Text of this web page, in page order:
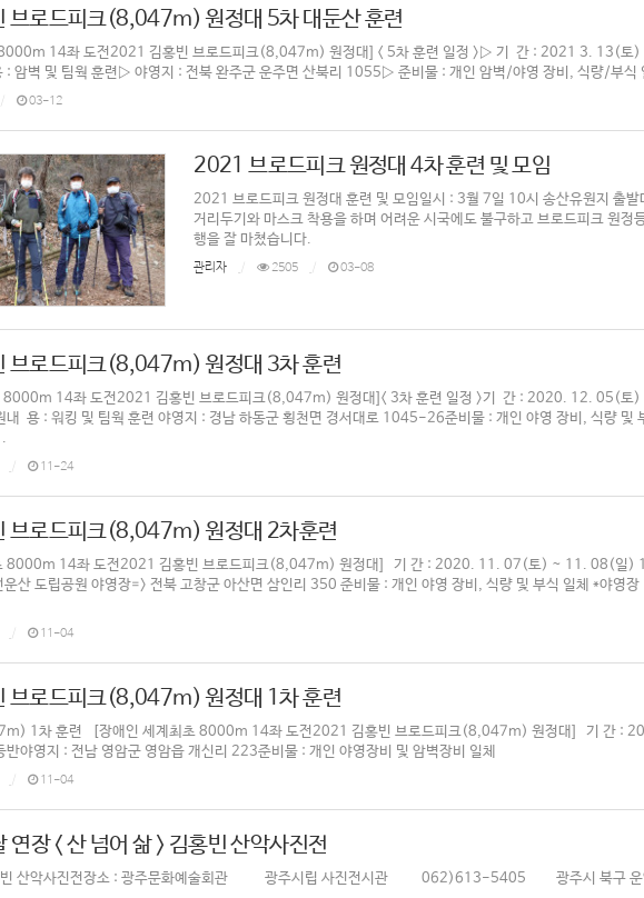
브로드피크(8,047m) 원정대 5차 대둔산 훈련
8000m 14좌 도전2021 김홍빈 브로드피크(8,047m) 원정대] < 5차 훈련 일정 >▷ 기 간 : 2021 3. 13(
암벽 및 팀웍 훈련▷ 야영지 : 전북 완주군 운주면 산북리 1055▷ 준비물 : 개인 암벽/야영 장비, 식량/부식
03-12
2021 브로드피크 원정대 4차 훈련 및 모임
2021 브로드피크 원정대 훈련 및 모임일시 : 3월 7일 10시 송산유원지 출
거리두기와 마스크 착용을 하며 어려운 시국에도 불구하고 브로드피크 원정
행을 잘 마쳤습니다.
관리자 2505 03-08
브로드피크(8,047m) 원정대 3차 훈련
8000m 14좌 도전2021 김홍빈 브로드피크(8,047m) 원정대]< 3차 훈련 일정 >기 간 : 2020. 12. 05(토
용 : 워킹 및 팀웍 훈련 야영지 : 경남 하동군 횡천면 경서대로 1045-26준비물 : 개인 야영 장비, 식량 및
11-24
브로드피크(8,047m) 원정대 2차훈련
8000m 14좌 도전2021 김홍빈 브로드피크(8,047m) 원정대] 기 간 : 2020. 11. 07(토) ~ 11. 08(일) 1
운산 도립공원 야영장=> 전북 고창군 아산면 삼인리 350 준비물 : 개인 야영 장비, 식량 및 부식 일체 *야영
11-04
브로드피크(8,047m) 원정대 1차 훈련
1차 훈련 [장애인 세계최초 8000m 14좌 도전2021 김홍빈 브로드피크(8,047m) 원정대] 기 간 :
반야영지 : 전남 영암군 영암읍 개신리 223준비물 : 개인 야영장비 및 암벽장비 일체
11-04
장 < 산 넘어 삶 > 김홍빈 산악사진전
홍빈 산악사진전장소 : 광주문화예술회관 광주시립 사진전시관 062)613-5405 광주시 북구 운